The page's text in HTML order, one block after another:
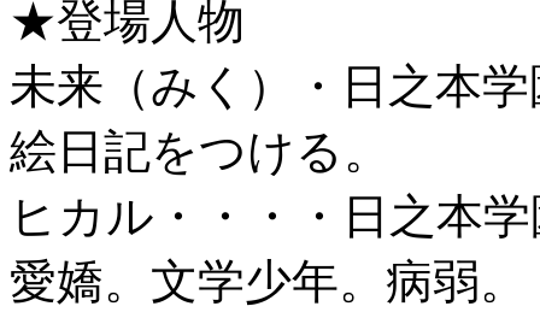
★登場人物
未来（みく）・日之本
絵日記をつける。
ヒカル・・・・日之本
愛嬌。文学少年。病弱。